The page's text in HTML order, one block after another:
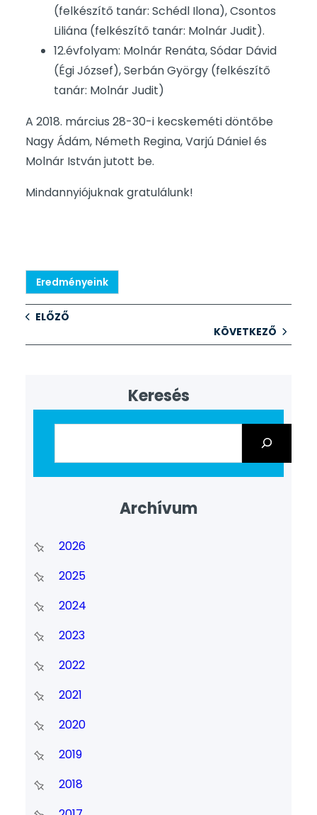
(felkészítő tanár: Schédl Ilona), Csontos
Liliána (felkészítő tanár: Molnár Judit).
12.évfolyam: Molnár Renáta, Sódar Dávid
(Égi József), Serbán György (felkészítő
tanár: Molnár Judit)
A 2018. március 28-30-i kecskeméti döntőbe
Nagy Ádám, Németh Regina, Varjú Dániel és
Molnár István jutott be.
Mindannyiójuknak gratulálunk!
Eredményeink
ELŐZŐ
KÖVETKEZŐ
Keresés
Archívum
2026
2025
2024
2023
2022
2021
2020
2019
2018